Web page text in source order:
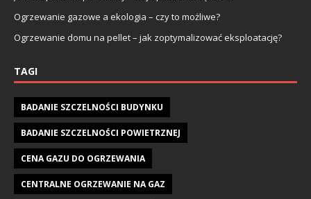
Ogrzewanie gazowe a ekologia – czy to możliwe?
Ogrzewanie domu na pellet – jak zoptymalizować eksploatację?
TAGI
BADANIE SZCZELNOŚCI BUDYNKU
BADANIE SZCZELNOŚCI POWIETRZNEJ
CENA GAZU DO OGRZEWANIA
CENTRALNE OGRZEWANIE NA GAZ